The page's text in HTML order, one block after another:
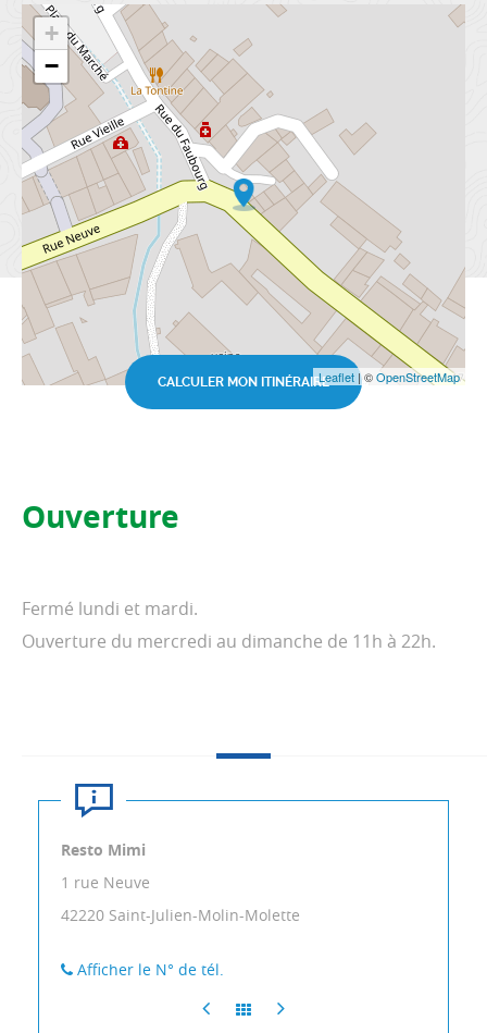
Resto Mimi
1 rue Neuve
42220 Saint-Julien-Molin-Molette
Afficher le N° de tél.
+
−
Leaflet | ©OpenStreetMap
CALCULER MON ITINÉRAIRE
Ouverture
Fermé lundi et mardi.
Ouverture du mercredi au dimanche de 11h à 22h.